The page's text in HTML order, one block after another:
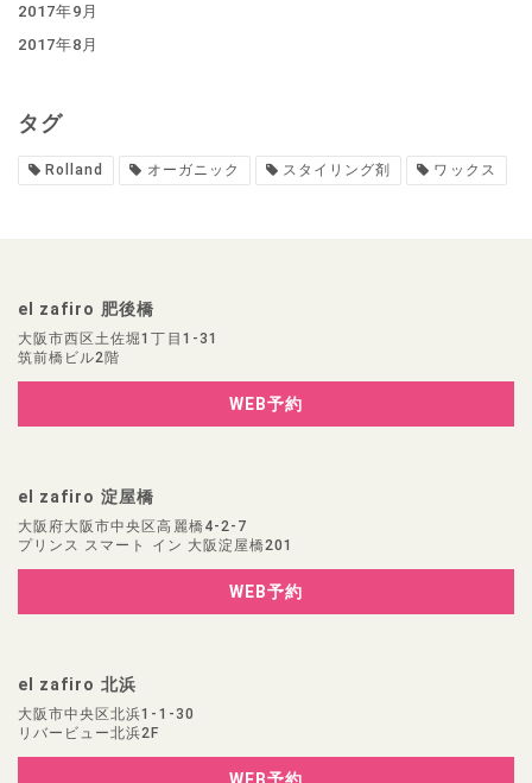
2017年9月
2017年8月
タグ
Rolland オーガニック スタイリング剤 ワックス
el zafiro 肥後橋
大阪市西区土佐堀1丁目1-31
筑前橋ビル2階
WEB予約
el zafiro 淀屋橋
大阪府大阪市中央区高麗橋4-2-7
プリンス スマート イン 大阪淀屋橋201
WEB予約
el zafiro 北浜
大阪市中央区北浜1-1-30
リバービュー北浜2F
WEB予約